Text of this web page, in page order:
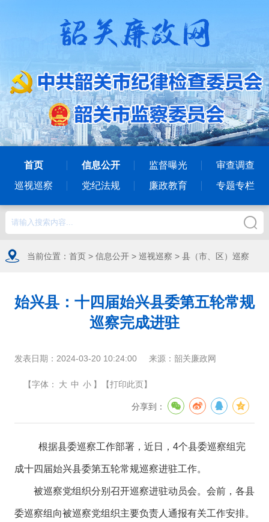
首页 信息公开 监督曝光
审查调查
巡视巡察
党纪法规 廉政教育 专题专栏
当前位置： 首页> 信息公开> 巡视巡察 > 县（市、区）巡察
始兴县：十四届始兴县委第五轮常规
巡察完成进驻
发表日期： 2024-03-20 10:24:00 来源： 韶关廉政网
【字体： 大 中 小 】 【打印此页】
分享到：
根据县委巡察工作部署，近日，4个县委巡察组完
成十四届始兴县委第五轮常规巡察进驻工作。
被巡察党组织分别召开巡察进驻动员会。会前，各县
委巡察组向被巡察党组织主要负责人通报有关工作安排。